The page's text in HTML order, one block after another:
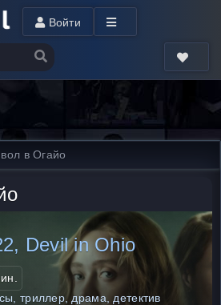
Войти
в Огайо
Devil in Ohio
триллер, драма, детектив